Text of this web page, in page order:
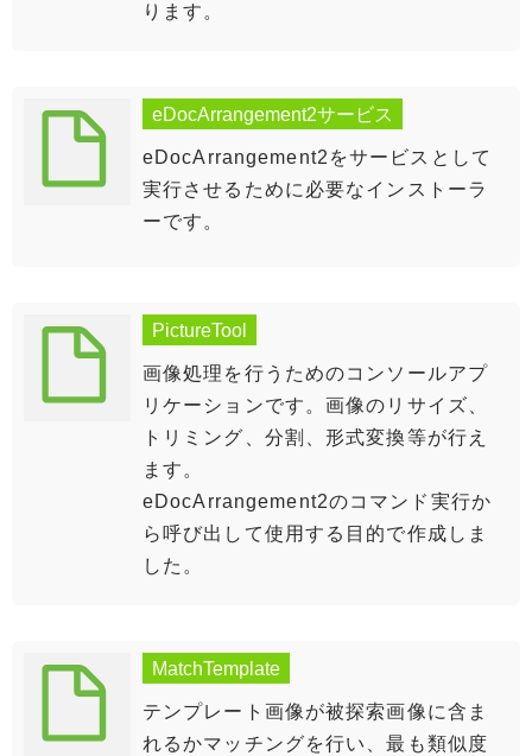
ります。
eDocArrangement2サービス
eDocArrangement2をサービスとして
実行させるために必要なインストーラ
ーです。
PictureTool
画像処理を行うためのコンソールアプ
リケーションです。画像のリサイズ、
トリミング、分割、形式変換等が行え
ます。
eDocArrangement2のコマンド実行か
ら呼び出して使用する目的で作成しま
した。
MatchTemplate
テンプレート画像が被探索画像に含ま
れるかマッチングを行い、最も類似度